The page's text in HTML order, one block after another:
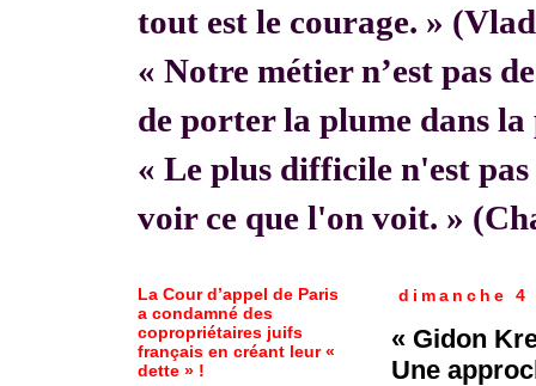
tout est le courage. »
« Notre métier n’est pas
de porter la plume dans
« Le plus difficile n'est
voir ce que l'on voit. »
dimanche 4
« Gidon
Une
La Cour d’appel de Paris
a condamné des
copropriétaires juifs
français en créant leur «
dette » !